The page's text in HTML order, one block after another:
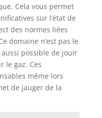
Cela vous permet
sur l’état de
des normes liées
domaine n’est pas le
possible de jouir
le gaz. Ces
même lors
de jauger de la